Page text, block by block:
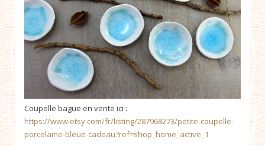
Coupelle bague en vente ici :
https://www.etsy.com/fr/listing/287968273/petite-coupelle-
porcelaine-bleue-cadeau?ref=shop_home_active_1